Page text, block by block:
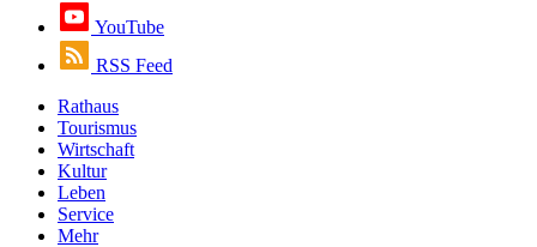
YouTube
RSS Feed
Rathaus
Tourismus
Wirtschaft
Kultur
Leben
Service
Mehr